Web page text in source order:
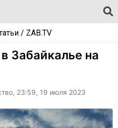
/ ZAB.TV
Забайкалье на
23:59, 19 июля 2023